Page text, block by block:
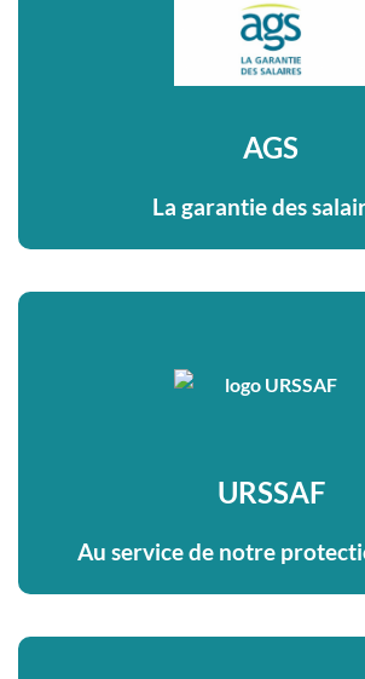
AGS
La garantie des
URSSAF
Au service de notre